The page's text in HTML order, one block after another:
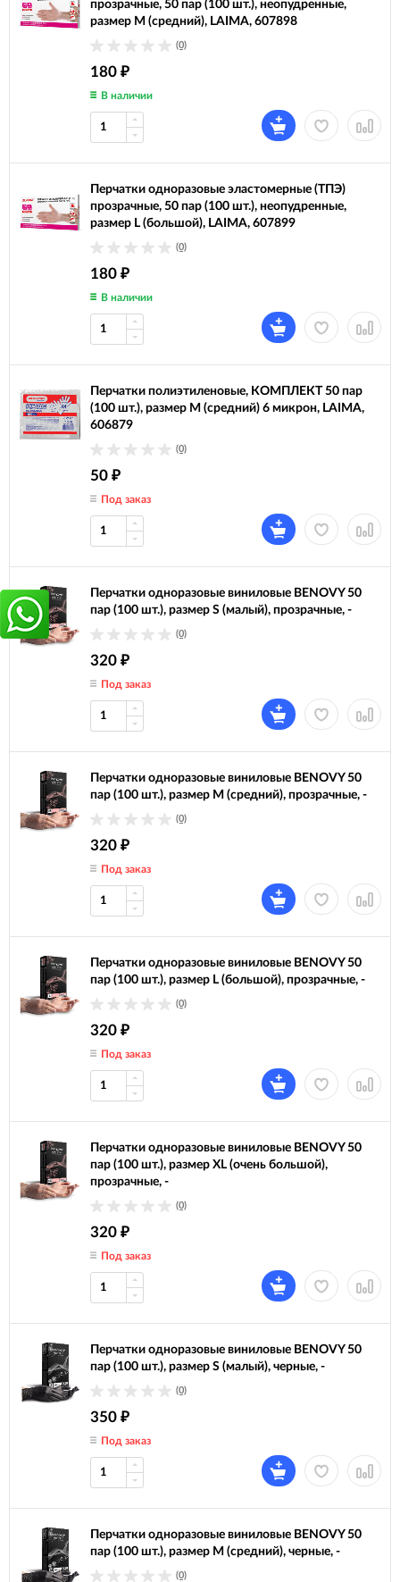
прозрачные, 50 пар (100 шт.), неопудренные,
размер М (средний), LAIMA, 607898
(0)
180 ₽
В наличии
Перчатки одноразовые эластомерные (ТПЭ)
прозрачные, 50 пар (100 шт.), неопудренные,
размер L (большой), LAIMA, 607899
(0)
180 ₽
В наличии
Перчатки полиэтиленовые, КОМПЛЕКТ 50 пар
(100 шт.), размер М (средний) 6 микрон, LAIMA,
606879
(0)
50 ₽
Под заказ
Перчатки одноразовые виниловые BENOVY 50
пар (100 шт.), размер S (малый), прозрачные, -
(0)
320 ₽
Под заказ
Перчатки одноразовые виниловые BENOVY 50
пар (100 шт.), размер M (средний), прозрачные, -
(0)
320 ₽
Под заказ
Перчатки одноразовые виниловые BENOVY 50
пар (100 шт.), размер L (большой), прозрачные, -
(0)
320 ₽
Под заказ
Перчатки одноразовые виниловые BENOVY 50
пар (100 шт.), размер XL (очень большой),
прозрачные, -
(0)
320 ₽
Под заказ
Перчатки одноразовые виниловые BENOVY 50
пар (100 шт.), размер S (малый), черные, -
(0)
350 ₽
Под заказ
Перчатки одноразовые виниловые BENOVY 50
пар (100 шт.), размер M (средний), черные, -
(0)